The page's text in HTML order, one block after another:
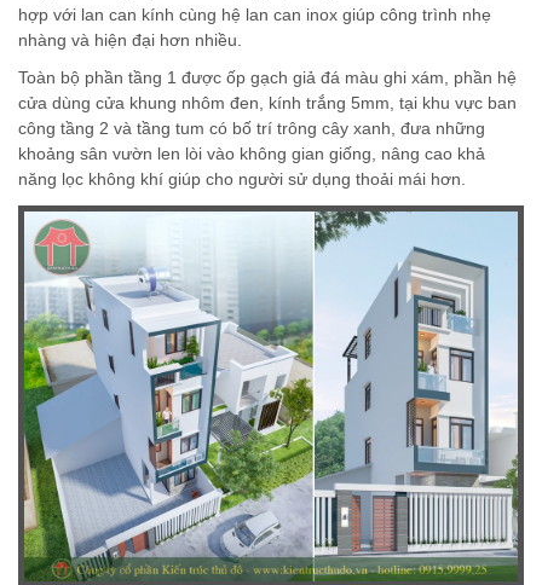
hợp với lan can kính cùng hệ lan can inox giúp công trình nhẹ
nhàng và hiện đại hơn nhiều.
Toàn bộ phần tầng 1 được ốp gạch giả đá màu ghi xám, phần hệ
cửa dùng cửa khung nhôm đen, kính trắng 5mm, tại khu vực ban
công tầng 2 và tầng tum có bố trí trông cây xanh, đưa những
khoảng sân vườn len lòi vào không gian giống, nâng cao khả
năng lọc không khí giúp cho người sử dụng thoải mái hơn.